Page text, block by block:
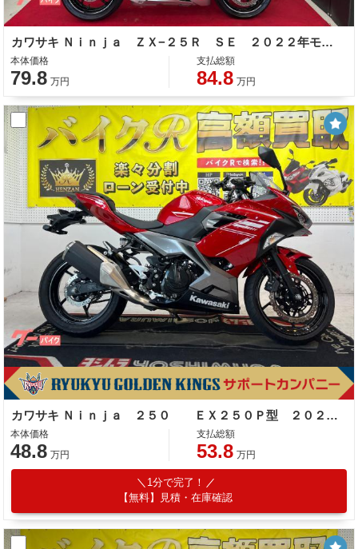
カワサキ Ｎｉｎｊａ ＺＸ−２５Ｒ ＳＥ ２０２２年モデル 純正オプションシングルシートカウル ＬＥＤヘッドライト サイドスタンド
本体価格
79.8 万円
支払総額
84.8 万円
カワサキ Ｎｉｎｊａ ２５０ ＥＸ２５０Ｐ型 ２０２１年モデル スマホホルダー マルチバー ＬＥＤヘッドライト
本体価格
48.8 万円
支払総額
53.8 万円
1分で完了！
【無料】見積・在庫確認